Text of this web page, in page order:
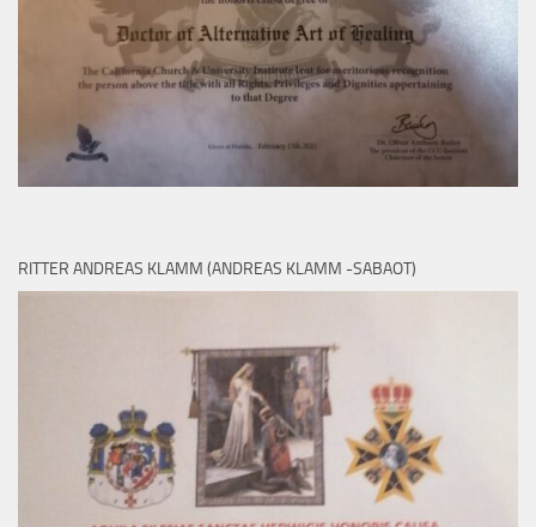
RITTER ANDREAS KLAMM (ANDREAS KLAMM -SABAOT)